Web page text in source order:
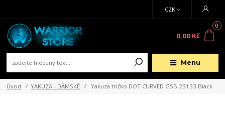
Menu
CZK
0
0,00 Kč
Úvod YAKUZA - DÁMSKÉ Yakuza tričko DOT CURVED GSB 23133 Black